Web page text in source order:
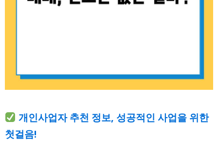
개인사업자 추천 정보, 성공적인 사업을 위한
첫걸음!